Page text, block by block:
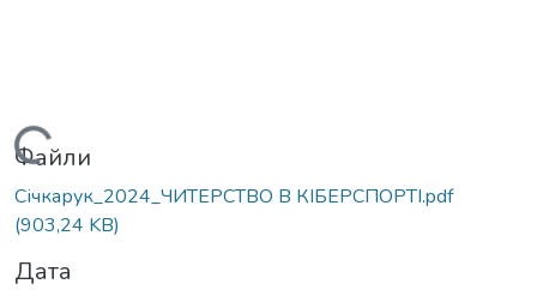
Вантажиться...
Файли
Січкарук_2024_ЧИТЕРСТВО В КІБЕРСПОРТІ.pdf
(903,24 KB)
Дата